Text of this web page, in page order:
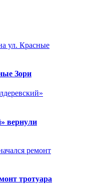
Зори
вернули
тротуара